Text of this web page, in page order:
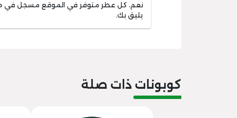
نعم، كل عطر متوفر في الموقع مسجل في
يليق بك.
كوبونات ذات صلة